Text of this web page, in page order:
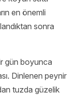
en önemli
sonra
gün boyunca
Dinlenen peynir
tuzda güzelik